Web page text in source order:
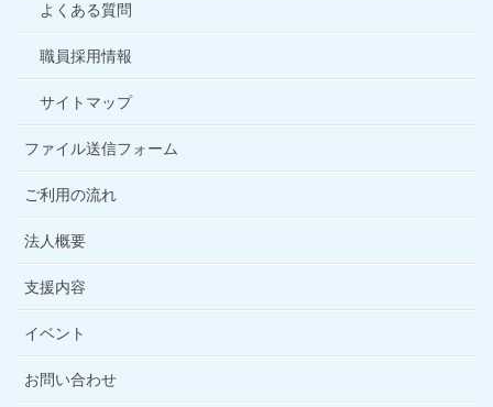
よくある質問
職員採用情報
サイトマップ
ファイル送信フォーム
ご利用の流れ
法人概要
支援内容
イベント
お問い合わせ